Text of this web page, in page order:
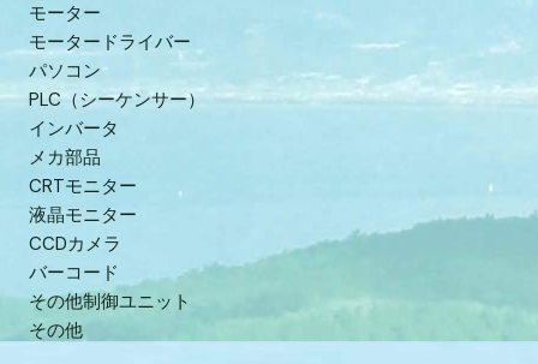
モーター
モータードライバー
パソコン
PLC（シーケンサー）
インバータ
メカ部品
CRTモニター
液晶モニター
CCDカメラ
バーコード
その他制御ユニット
その他